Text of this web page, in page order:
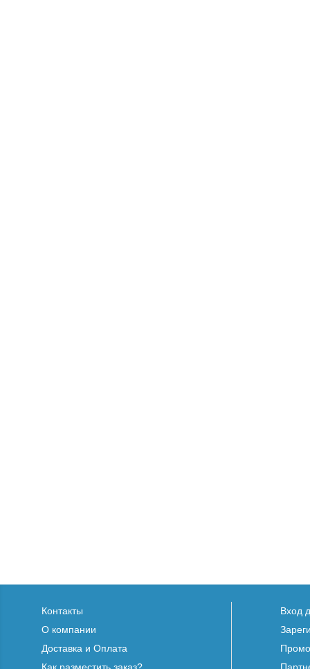
Контакты
О компании
Доставка и Оплата
Вход